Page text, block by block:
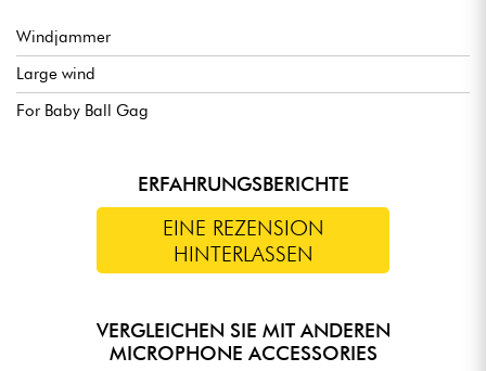
Windjammer
Large wind
For Baby Ball Gag
ERFAHRUNGSBERICHTE
EINE REZENSION
HINTERLASSEN
VERGLEICHEN SIE MIT ANDEREN
MICROPHONE ACCESSORIES